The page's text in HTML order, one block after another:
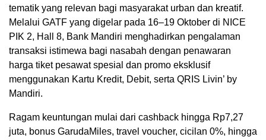
tematik yang relevan bagi masyarakat urban dan kreatif.
Melalui GATF yang digelar pada 16–19 Oktober di NICE
PIK 2, Hall 8, Bank Mandiri menghadirkan pengalaman
transaksi istimewa bagi nasabah dengan penawaran
harga tiket pesawat spesial dan promo eksklusif
menggunakan Kartu Kredit, Debit, serta QRIS Livin’ by
Mandiri.
Ragam keuntungan mulai dari cashback hingga Rp7,27
juta, bonus GarudaMiles, travel voucher, cicilan 0%, hingga